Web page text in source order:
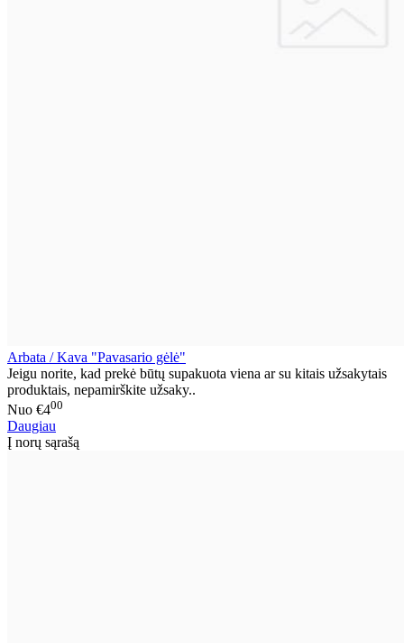
Arbata / Kava "Pavasario gėlė"
Jeigu norite, kad prekė būtų supakuota viena ar su kitais užsakytais
produktais, nepamirškite užsaky..
Nuo €400
Daugiau
Į norų sąrašą